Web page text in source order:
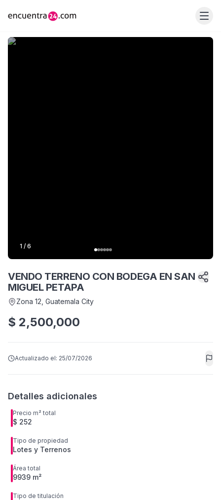
1 / 6
VENDO TERRENO CON BODEGA EN SAN
MIGUEL PETAPA
Zona 12 , Guatemala City
$ 2,500,000
Actualizado el: 25/07/2026
Detalles adicionales
Precio m² total
$ 252
Tipo de propiedad
Lotes y Terrenos
Área total
9939 m²
Tipo de titulación